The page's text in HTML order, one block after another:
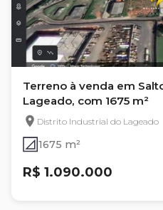
Terreno à venda em
Lageado, com 1675 m²
Distrito Industrial do Lageado
1675 m²
R$ 1.090.000